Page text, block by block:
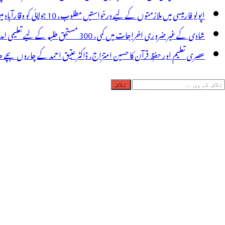
کانفرنس،ضلع
کلکٹران
اپولو فارمیسی میں ملازمتوں کے لیے درخواستیں مطلوب، 10 جولائی کو وقارآباد میں جاب میلہ، بیروزگار نوجوان استفادہ کریں
شادی کے غیر ضروری اخراجات میں کمی، 300 مستحق طلبہ کے لیے تعلیمی امداد، عبدالمقیت چندا کا مثالی اقدام
عصری تعلیم اور حفظِ قرآن کا حسین امتزاج، ڈاکٹر عتیق احمد کے چاروں
تلاش